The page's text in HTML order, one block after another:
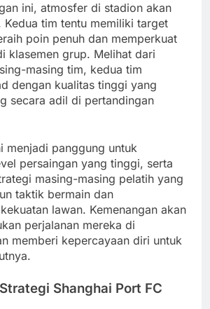
ini, atmosfer di stadion akan
Kedua tim tentu memiliki target
poin penuh dan memperkuat
klasemen grup. Melihat dari
masing tim, kedua tim
dengan kualitas tinggi yang
secara adil di pertandingan
menjadi panggung untuk
persaingan yang tinggi, serta
masing-masing pelatih yang
taktik bermain dan
lawan. Kemenangan akan
perjalanan mereka di
memberi kepercayaan diri untuk
Shanghai Port FC